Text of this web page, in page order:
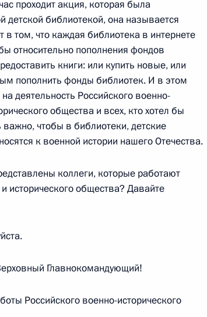
Российской
Германии
2
проходит акция, которая была
детской библиотекой, она называется
в том, что каждая библиотека в интернете
относительно пополнения фондов
книги: или купить новые, или
пополнить фонды библиотек. И в этом
деятельность Российского военно-
общества и всех, кто хотел бы
важно, чтобы в библиотеки, детские
к военной истории нашего Отечества.
коллеги, которые работают
исторического общества? Давайте
Главнокомандующий!
Российского военно-исторического